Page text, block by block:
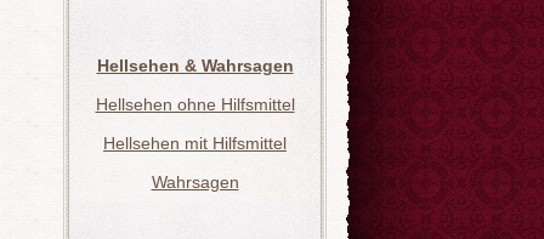
Hellsehen & Wahrsagen
Hellsehen ohne Hilfsmittel
Hellsehen mit Hilfsmittel
Wahrsagen